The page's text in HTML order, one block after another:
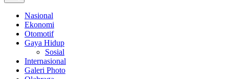
Nasional
Ekonomi
Otomotif
Gaya Hidup
Sosial
Internasional
Galeri Photo